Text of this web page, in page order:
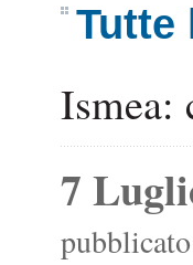
Tutte
Ismea:
7